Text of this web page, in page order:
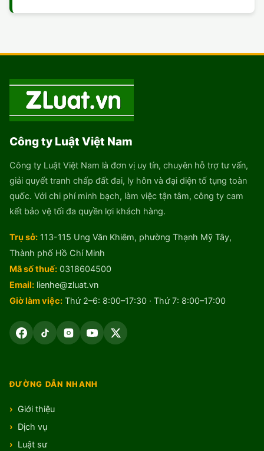
Công ty Luật Việt Nam
Công ty Luật Việt Nam là đơn vị uy tín, chuyên hỗ trợ tư vấn,
giải quyết tranh chấp đất đai, ly hôn và đại diện tố tụng toàn
quốc. Với chi phí minh bạch, làm việc tận tâm, công ty cam
kết bảo vệ tối đa quyền lợi khách hàng.
Trụ sở: 113-115 Ung Văn Khiêm, phường Thạnh Mỹ Tây,
Thành phố Hồ Chí Minh
Mã số thuế: 0318604500
Email: lienhe@zluat.vn
Giờ làm việc: Thứ 2–6: 8:00–17:30 · Thứ 7: 8:00–17:00
ĐƯỜNG DẪN NHANH
Giới thiệu
Dịch vụ
Luật sư